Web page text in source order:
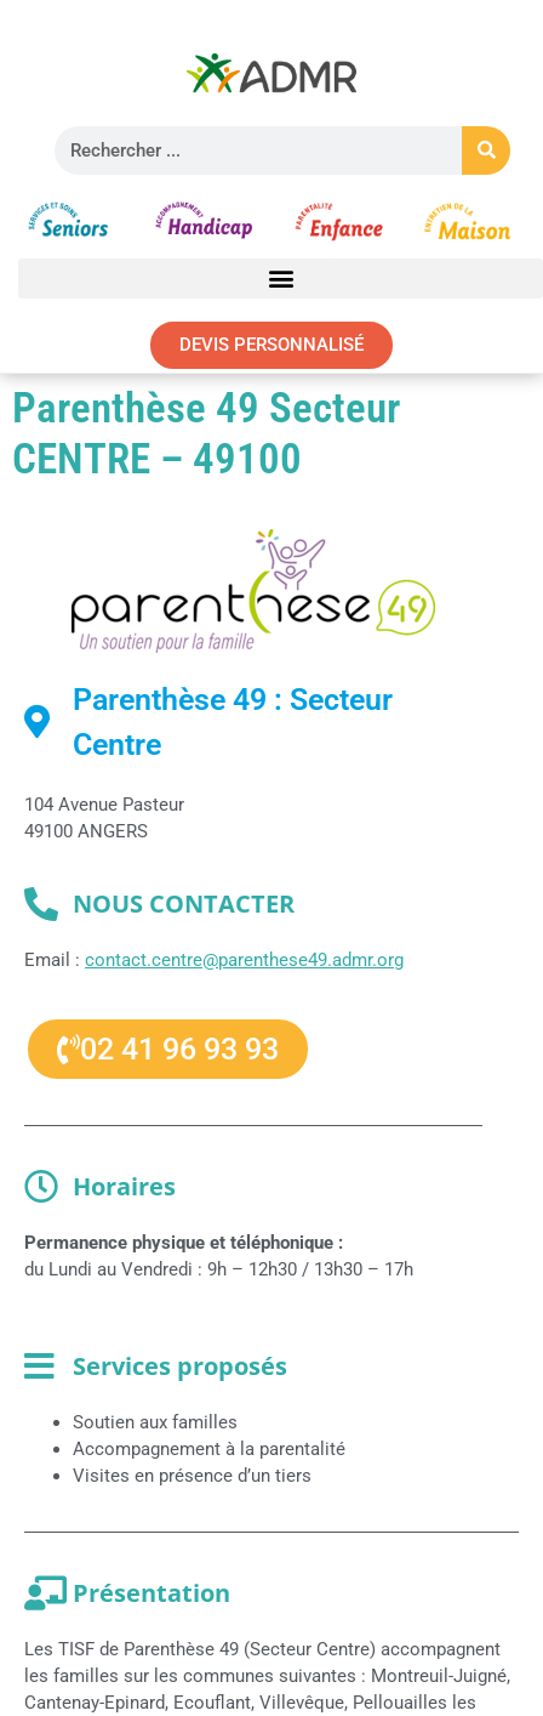
DEVIS PERSONNALISÉ
Parenthèse 49 Secteur
CENTRE – 49100
Parenthèse 49 : Secteur
Centre
104 Avenue Pasteur
49100 ANGERS
NOUS CONTACTER
Email : contact.centre@parenthese49.admr.org
02 41 96 93 93
Horaires
Permanence physique et téléphonique :
du Lundi au Vendredi : 9h – 12h30 / 13h30 – 17h
Services proposés
Soutien aux familles
Accompagnement à la parentalité
Visites en présence d’un tiers
Présentation
Les TISF de Parenthèse 49 (Secteur Centre) accompagnent
les familles sur les communes suivantes : Montreuil-Juigné,
Cantenay-Epinard, Ecouflant, Villevêque, Pellouailles les